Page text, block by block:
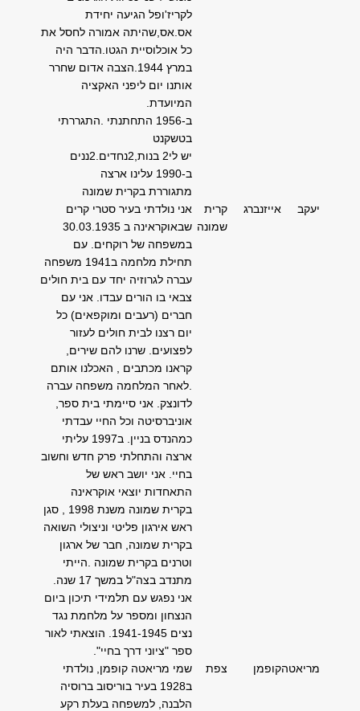
לקריז'ופל הגיעה יחידת
אס.אס,שהיתה אמורה לחסל את
כל אוכלוסיית הגטו.הדבר היה
במרץ 1944.הצבה אדום שחרר
אותנו יום ליפני האקציה
המיועדת.
ב-1956 התחתנתי .התגררתי
בטשקנט
יש לי2 בנות,2נחדים.2ננים
ב-1990 עלינו ארצה
מתגוררת בקרית שמונה
יעקב
אייזנברג
קרית
שמונה
אני נולדתי בעיר סטרי קרים
שבאוקראינה ב 30.03.1935
במשפחה של רוקחים. עם
תחילת מלחמה ב1941 משפחה
עברה לגרוזיה יחד עם בית חולים
צבאי בו הורים עבדו. אני עם
חברים (רעבים ומוקפאים) כל
יום רצנו לבית חולים לעזור
לפצועים. שרנו להם שירים,
קראנו מכתבים , האכלנו אותם
.לאחר המלחמה משפחה עברה
לדונצק. אני סיימתי בית ספר,
אוניברסיטה וכל החיי עבדתי
כמהנדס בניין. ב1997 עליתי
ארצה והתחלתי פרק חדש וחשוב
בחיי. אני יושב ראש של
התאחדות יוצאי אוקראינה
בקרית שמונה משנת 1998 , סגן
ראש אירגון פליטי וניצולי השואה
בקרית שמונה, חבר של ארגון
וטרנים בקרית שמונה .הייתי
מתנדב בצה"ל במשך 17 שנה.
אני נפגש עם תלמידי תיכון ביום
הנצחון ומספר על מלחמת נגד
נצים 1941-1945. הוצאתי לאור
ספר "ציוני דרך בחיי".
מריאטהקופמן צפת
שמי מריאטה קופמן, נולדתי
ב1928 בעיר בוריסוב ברוסיה
הלבנה, למשפחה בעלת רקע